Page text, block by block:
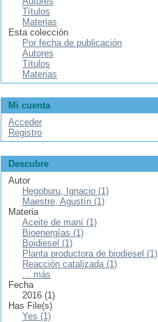
Títulos
Materias
Esta colección
Por fecha de publicación
Autores
Títulos
Materias
Mi cuenta
Acceder
Registro
Descubre
Autor
Hegoburu, Ignacio (1)
Maestre, Agustín (1)
Materia
Aceite de maní (1)
Bioenergías (1)
Boidiesel (1)
Planta productora de biodiesel (1)
Reacción catalizada (1)
... más
Fecha
2016 (1)
Has File(s)
Yes (1)